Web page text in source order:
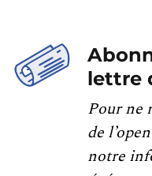
lettre
Pour ne
de
notre